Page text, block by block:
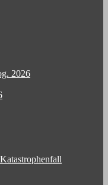
2026